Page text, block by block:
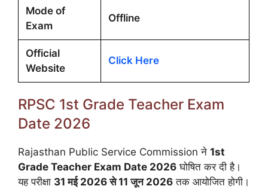
Mode of
Exam
Offline
Official
Website
Click Here
RPSC 1st Grade Teacher Exam
Date 2026
Rajasthan Public Service Commission ने 1st
Grade Teacher Exam Date 2026 घोषित कर दी है।
यह परीक्षा 31 मई 2026 से 11 जून 2026 तक आयोजित होगी।